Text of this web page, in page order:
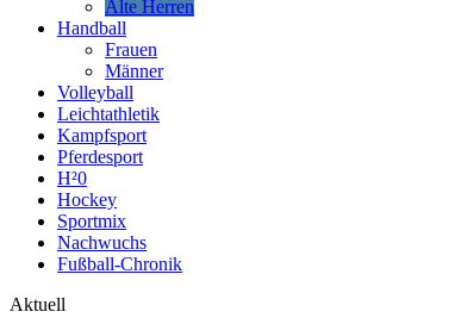
Alte Herren
Handball
Frauen
Männer
Volleyball
Leichtathletik
Kampfsport
Pferdesport
H²0
Hockey
Sportmix
Nachwuchs
Fußball-Chronik
Aktuell